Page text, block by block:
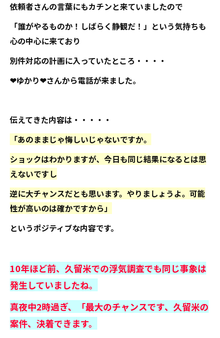
依頼者さんの言葉にもカチンと来ていましたので
「誰がやるものか！しばらく静観だ！」という気持ちも
心の中心に来ており
別件対応の計画に入っていたところ・・・・
❤ゆかり❤さんから電話が来ました。
伝えてきた内容は・・・・・
「あのままじゃ悔しいじゃないですか。
ショックはわかりますが、今日も同じ結果になるとは思
えないですし
逆に大チャンスだとも思います。やりましょうよ。可能
性が高いのは確かですから」
というポジティブな内容です。
10年ほど前、久留米での浮気調査でも同じ事象は
発生していましたね。
真夜中2時過ぎ、「最大のチャンスです、久留米の
案件、決着できます。